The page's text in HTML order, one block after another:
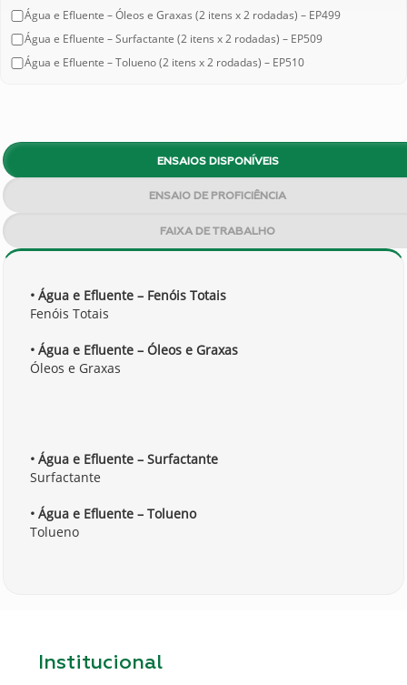
Água e Efluente – Óleos e Graxas (2 itens x 2 rodadas) – EP499
Água e Efluente – Surfactante (2 itens x 2 rodadas) – EP509
Água e Efluente – Tolueno (2 itens x 2 rodadas) – EP510
ENSAIOS DISPONÍVEIS
ENSAIO DE PROFICIÊNCIA
FAIXA DE TRABALHO
• Água e Efluente – Fenóis Totais
Fenóis Totais
• Água e Efluente – Óleos e Graxas
Óleos e Graxas
• Água e Efluente – Surfactante
Surfactante
• Água e Efluente – Tolueno
Tolueno
Institucional